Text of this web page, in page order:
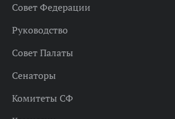
Совет Федерации
Руководство
Совет Палаты
Сенаторы
Комитеты СФ